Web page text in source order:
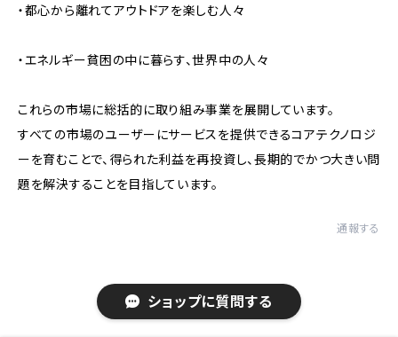
・都心から離れてアウトドアを楽しむ人々
・エネルギー貧困の中に暮らす、世界中の人々
これらの市場に総括的に取り組み事業を展開しています。
すべての市場のユーザーにサービスを提供できるコアテクノロジ
ーを育むことで、得られた利益を再投資し、長期的でかつ大きい問
題を解決することを目指しています。
通報する
ショップに質問する